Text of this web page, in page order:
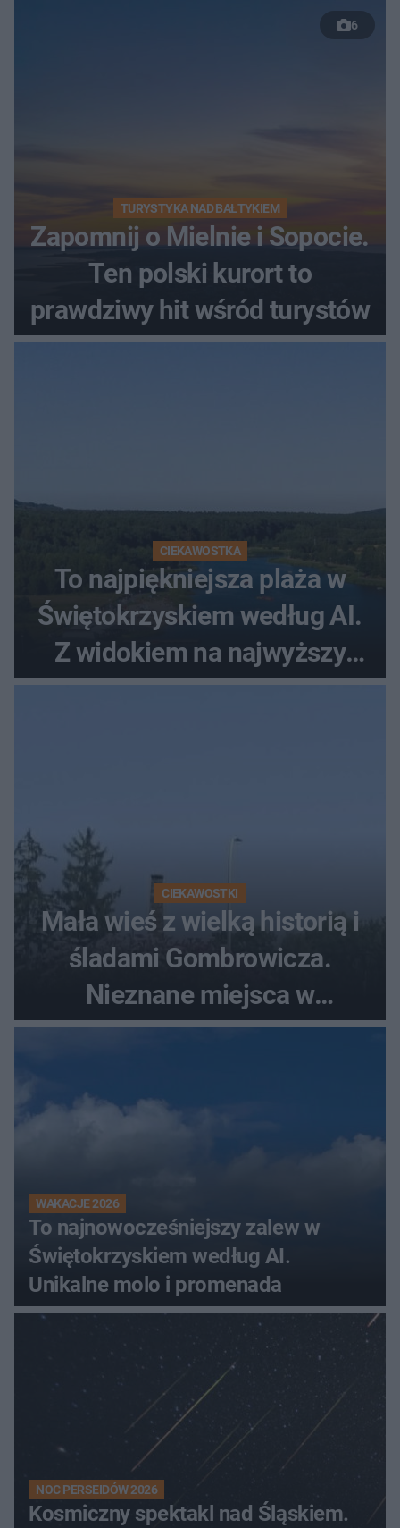
6
TURYSTYKA NAD BAŁTYKIEM
Zapomnij o Mielnie i Sopocie.
Ten polski kurort to
prawdziwy hit wśród turystów
CIEKAWOSTKA
To najpiękniejsza plaża w
Świętokrzyskiem według AI.
Z widokiem na najwyższy
szczyt Gór Świętokrzyskich
CIEKAWOSTKI
Mała wieś z wielką historią i
śladami Gombrowicza.
Nieznane miejsca w
Świętokrzyskiem
WAKACJE 2026
To najnowocześniejszy zalew w
Świętokrzyskiem według AI.
Unikalne molo i promenada
NOC PERSEIDÓW 2026
Kosmiczny spektakl nad Śląskiem.